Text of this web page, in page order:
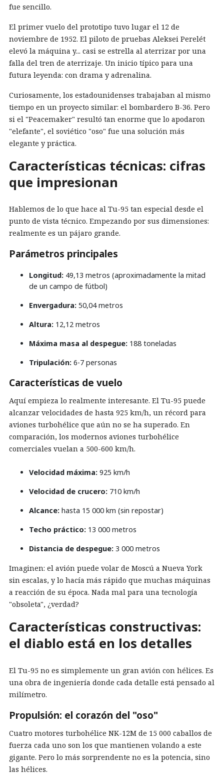
fue sencillo.
El primer vuelo del prototipo tuvo lugar el 12 de
noviembre de 1952. El piloto de pruebas Aleksei Perelét
elevó la máquina y... casi se estrella al aterrizar por una
falla del tren de aterrizaje. Un inicio típico para una
futura leyenda: con drama y adrenalina.
Curiosamente, los estadounidenses trabajaban al mismo
tiempo en un proyecto similar: el bombardero B-36. Pero
si el "Peacemaker" resultó tan enorme que lo apodaron
"elefante", el soviético "oso" fue una solución más
elegante y práctica.
Características técnicas: cifras
que impresionan
Hablemos de lo que hace al Tu-95 tan especial desde el
punto de vista técnico. Empezando por sus dimensiones:
realmente es un pájaro grande.
Parámetros principales
Longitud: 49,13 metros (aproximadamente la mitad
de un campo de fútbol)
Envergadura: 50,04 metros
Altura: 12,12 metros
Máxima masa al despegue: 188 toneladas
Tripulación: 6-7 personas
Características de vuelo
Aquí empieza lo realmente interesante. El Tu-95 puede
alcanzar velocidades de hasta 925 km/h, un récord para
aviones turbohélice que aún no se ha superado. En
comparación, los modernos aviones turbohélice
comerciales vuelan a 500-600 km/h.
Velocidad máxima: 925 km/h
Velocidad de crucero: 710 km/h
Alcance: hasta 15 000 km (sin repostar)
Techo práctico: 13 000 metros
Distancia de despegue: 3 000 metros
Imaginen: el avión puede volar de Moscú a Nueva York
sin escalas, y lo hacía más rápido que muchas máquinas
a reacción de su época. Nada mal para una tecnología
"obsoleta", ¿verdad?
Características constructivas:
el diablo está en los detalles
El Tu-95 no es simplemente un gran avión con hélices. Es
una obra de ingeniería donde cada detalle está pensado al
milímetro.
Propulsión: el corazón del "oso"
Cuatro motores turbohélice NK-12M de 15 000 caballos de
fuerza cada uno son los que mantienen volando a este
gigante. Pero lo más sorprendente no es la potencia, sino
las hélices.